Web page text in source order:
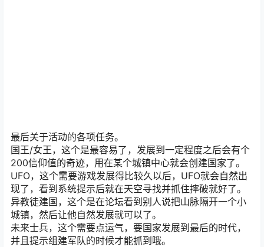
最后关于活动的各项任务。
国王/女王，这个是最容易了，发展到一定程度之后会有个
200信仰值的奇迹，用在某个城镇中心就会创建国家了。
UFO，这个需要游戏发展得比较久以后，UFO就会自然出
现了，看到系统提示后就在天空寻找并抓住摔破就好了。
异教徒建国，这个是在论坛看到别人说把山脉隔开一个小
城镇，然后让他自然发展就可以了。
未来士兵，这个需要点运气，要国家发展到最后的时代，
并且提示组建军队的时候才能抓到哦。